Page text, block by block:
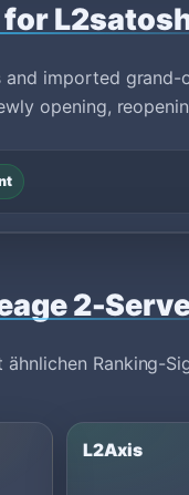
and imported grand-
opening,
2-
Ranking-
L2Axis